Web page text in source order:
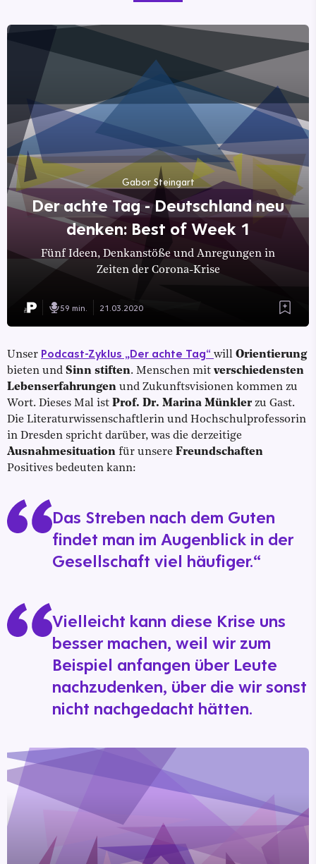
Gabor Steingart
Der achte Tag - Deutschland neu
denken: Best of Week 1
Fünf Ideen, Denkanstöße und Anregungen in
Zeiten der Corona-Krise
59 min. 21.03.2020
Unser Podcast-Zyklus „Der achte Tag“ will Orientierung
bieten und Sinn stiften. Menschen mit verschiedensten
Lebenserfahrungen und Zukunftsvisionen kommen zu
Wort. Dieses Mal ist Prof. Dr. Marina Münklerzu Gast.
Die Literaturwissenschaftlerin und Hochschulprofessorin
in Dresden spricht darüber, was die derzeitige
Ausnahmesituation für unsere Freundschaften
Positives bedeuten kann:
Das Streben nach dem Guten
findet man im Augenblick in der
Gesellschaft viel häufiger.“
Vielleicht kann diese Krise uns
besser machen, weil wir zum
Beispiel anfangen über Leute
nachzudenken, über die wir sonst
nicht nachgedacht hätten.